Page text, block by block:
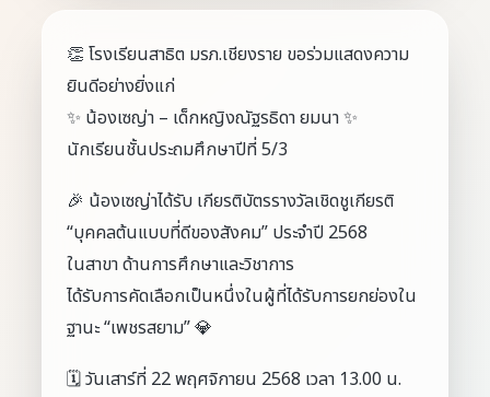
👏 โรงเรียนสาธิต มรภ.เชียงราย ขอร่วมแสดงความ
ยินดีอย่างยิ่งแก่
✨ น้องเซญ่า – เด็กหญิงณัฐรธิดา ยมนา ✨
นักเรียนชั้นประถมศึกษาปีที่ 5/3
🎉 น้องเซญ่าได้รับ เกียรติบัตรรางวัลเชิดชูเกียรติ
“บุคคลต้นแบบที่ดีของสังคม” ประจำปี 2568
ในสาขา ด้านการศึกษาและวิชาการ
ได้รับการคัดเลือกเป็นหนึ่งในผู้ที่ได้รับการยกย่องใน
ฐานะ “เพชรสยาม” 💎
🗓️ วันเสาร์ที่ 22 พฤศจิกายน 2568 เวลา 13.00 น.